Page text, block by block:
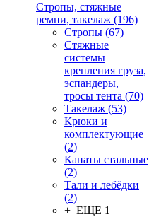
Стропы, стяжные
ремни, такелаж (196)
Стропы (67)
Стяжные
системы
крепления груза,
эспандеры,
тросы тента (70)
Такелаж (53)
Крюки и
комплектующие
(2)
Канаты стальные
(2)
Тали и лебёдки
(2)
+ ЕЩЕ 1